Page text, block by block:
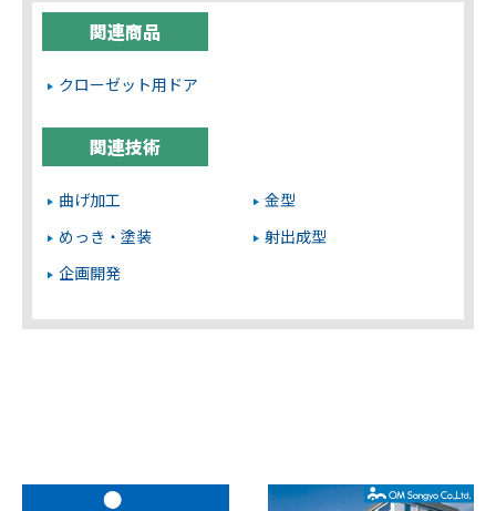
関連商品
クローゼット用ドア
関連技術
曲げ加工
金型
めっき・塗装
射出成型
企画開発